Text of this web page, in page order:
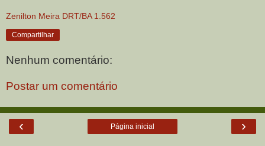
Zenilton Meira DRT/BA 1.562
Compartilhar
Nenhum comentário:
Postar um comentário
‹ ›
Página inicial